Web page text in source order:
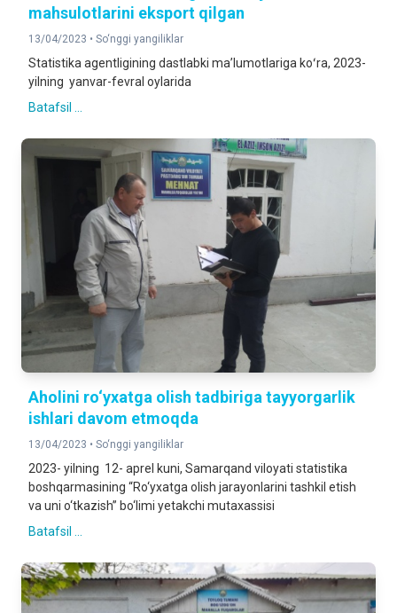
mahsulotlarini eksport qilgan
13/04/2023 • So‘nggi yangiliklar
Statistika agentligining dastlabki maʼlumotlariga koʻra, 2023-
yilning yanvar-fevral oylarida
Batafsil ...
Aholini ro‘yxatga olish tadbiriga tayyorgarlik
ishlari davom etmoqda
13/04/2023 • So‘nggi yangiliklar
2023- yilning 12- aprel kuni, Samarqand viloyati statistika
boshqarmasining “Ro‘yxatga olish jarayonlarini tashkil etish
va uni o‘tkazish” bo‘limi yetakchi mutaxassisi
Batafsil ...